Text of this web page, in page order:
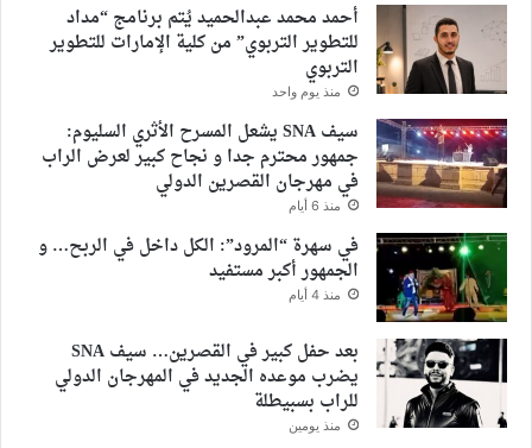
أحمد محمد عبدالحميد يُتم برنامج “مداد
للتطوير التربوي” من كلية الإمارات للتطوير
التربوي
منذ يوم واحد
سيف SNA يشعل المسرح الأثري السليوم:
جمهور محترم جدا و نجاح كبير لعرض الراب
في مهرجان القصرين الدولي
منذ 6 أيام
في سهرة “المرود”: الكل داخل في الربح… و
الجمهور أكبر مستفيد
منذ 4 أيام
بعد حفل كبير في القصرين… سيف SNA
يضرب موعده الجديد في المهرجان الدولي
للراب بسبيطلة
منذ يومين